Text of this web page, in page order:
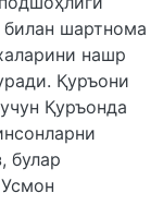
шартнома
нашр
Қуръони
Қуръонда
булар